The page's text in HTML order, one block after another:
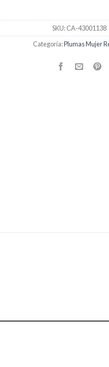
SKU:CA-43001138
Categoría:Plumas Mujer